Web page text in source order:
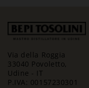
Via della Roggia
33040 Povoletto,
Udine - IT
P.IVA: 00157230301